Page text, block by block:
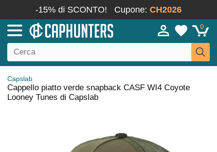
-15% di SCONTO! Cupone: CH2026
0
Capslab
Cappello piatto verde snapback CASF WI4 Coyote
Looney Tunes di Capslab